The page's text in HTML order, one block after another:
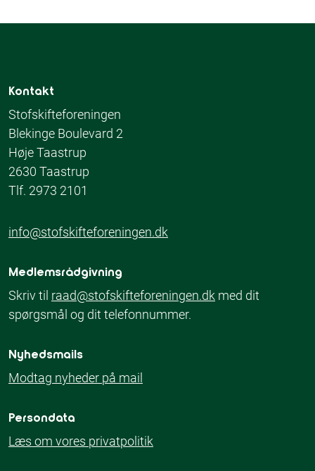
Kontakt
Stofskifteforeningen
Blekinge Boulevard 2
Høje Taastrup
2630 Taastrup
Tlf. 2973 2101
info@stofskifteforeningen.dk
Medlemsrådgivning
Skriv til raad@stofskifteforeningen.dk med dit
spørgsmål og dit telefonnummer.
Nyhedsmails
Modtag nyheder på mail
Persondata
Læs om vores privatpolitik